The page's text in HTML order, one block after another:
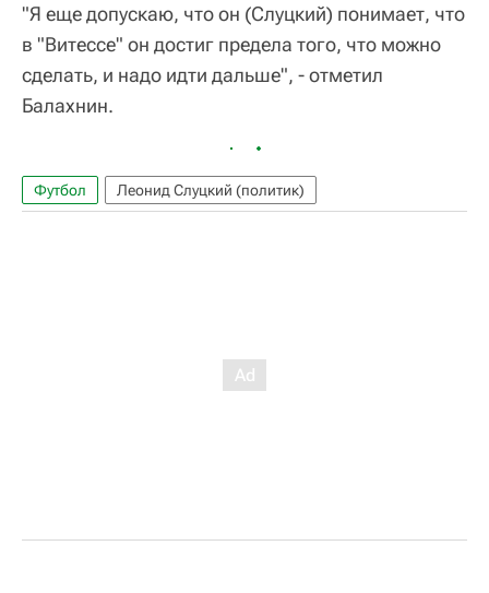
"Я еще допускаю, что он (Слуцкий) понимает, что
в "Витессе" он достиг предела того, что можно
сделать, и надо идти дальше", - отметил
Балахнин.
Футбол Леонид Слуцкий (политик)